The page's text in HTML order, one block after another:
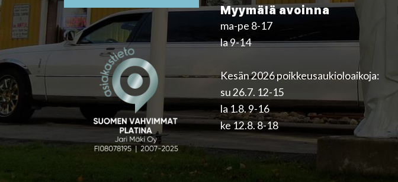
Myymälä avoinna
ma-pe 8-17
la 9-14
Kesän 2026 poikkeusaukioloaikoja:
su 26.7. 12-15
la 1.8. 9-16
ke 12.8. 8-18